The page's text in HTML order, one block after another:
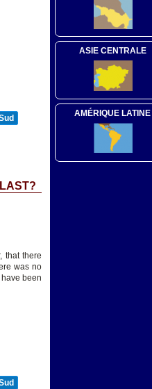
that there
was no
been
ASIE CENTRALE
AMÉRIQUE LATINE